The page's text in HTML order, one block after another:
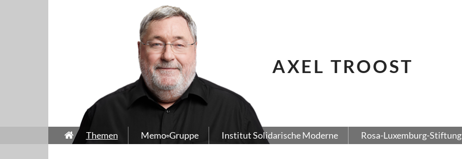
AXEL TROOST
Themen Memo-Gruppe Institut Solidarische Moderne Rosa-Luxemburg-Stiftung